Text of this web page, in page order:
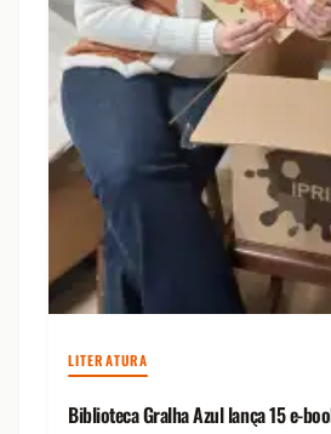
LITERATURA
Biblioteca Gralha Azul lança 15 e-